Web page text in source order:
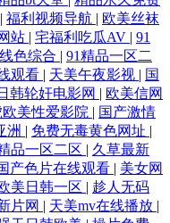
| 福利视频导航 | 欧美丝袜
站 | 宅福利吃瓜AV | 91
色综合 | 91精品一区二
观看 | 天美午夜影视 | 国
韩轮奸电影网 | 欧美信网
欧美性爱影院 | 国产激情
洲 | 免费无毒黄色网址 |
品一区二区 | 久草最新
产色片在线观看 | 美女网
美日韩一区 | 趁人无码
片网 | 天美mv在线播放 |